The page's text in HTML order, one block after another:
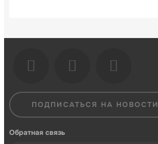
ПОДПИСАТЬСЯ НА НОВОСТИ
Обратная связь